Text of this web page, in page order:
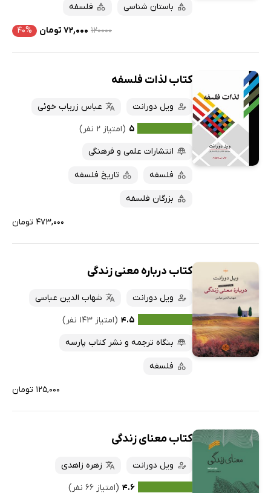
باستان شناسی فلسفه
۱۲۰۰۰۰ ۷۲,۰۰۰ تومان ۴۰%
کتاب لذات فلسفه
ویل دورانت
عباس زریاب خوئی
۵ (امتیاز ۲ نفر)
انتشارات علمی و فرهنگی
فلسفه تاریخ فلسفه
بزرگان فلسفه
۴۷۳,۰۰۰ تومان
کتاب درباره معنی زندگی
ویل دورانت
شهاب الدین عباسی
۴.۵ (امتیاز ۱۴۳ نفر)
بنگاه ترجمه و نشر کتاب پارسه
فلسفه
۱۲۵,۰۰۰ تومان
کتاب معنای زندگی
ویل دورانت
زهره زاهدی
۴.۶ (امتیاز ۶۶ نفر)